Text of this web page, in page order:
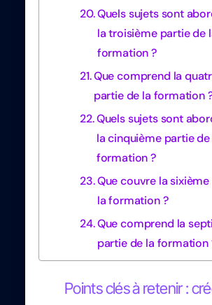
Quels sujets sont
la troisième partie de
formation ?
Que comprend la
partie de la formation
Quels sujets sont
la cinquième partie de
formation ?
Que couvre la
la formation ?
Que comprend la
partie de la formation
Points clés à retenir :